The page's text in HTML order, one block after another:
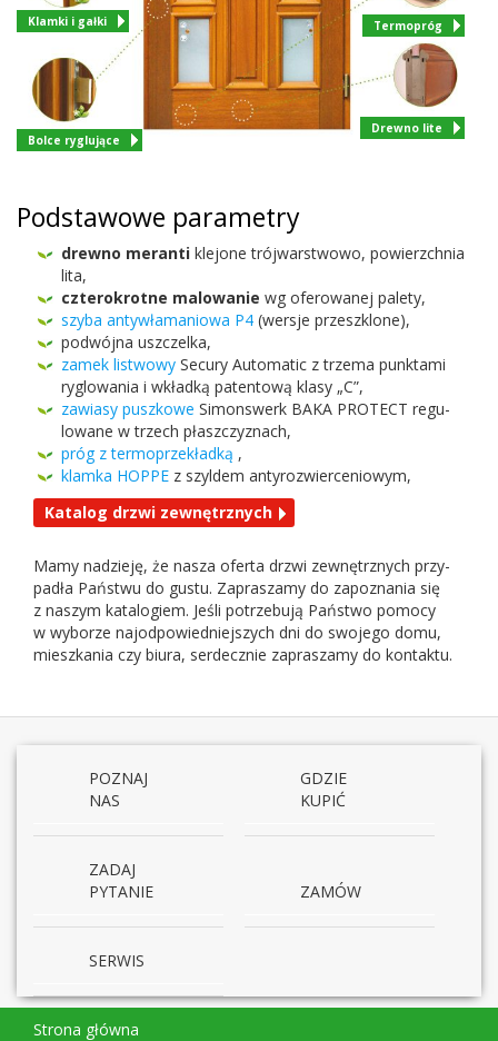
Termopróg
Drewno lite
Bolce ryglujące
Klamki i gałki
Pod­sta­wowe parametry
drewno mer­anti kle­jone trójwarst­wowo, powierzch­nia
lita,
czterokrotne mal­owanie wg ofer­owanej palety,
szyba anty­wła­man­iowa P4 (wer­sje przeszklone),
pod­wójna uszczelka,
zamek list­wowy Secury Auto­matic z trzema punk­tami
ryglowa­nia i wkładką paten­tową klasy „C”,
zaw­iasy puszkowe Simon­swerk BAKA PRO­TECT reg­u­
lowane w trzech płaszczyznach,
próg z ter­mo­przekładką ,
klamka HOPPE z szyl­dem antyrozwierceniowym,
Kat­a­log drzwi zewnętrznych
Mamy nadzieję, że nasza oferta drzwi zewnętrznych przy­
padła Państwu do gustu. Zapraszamy do zapoz­na­nia się
z naszym kat­a­lo­giem. Jeśli potrze­bują Państwo pomocy
w wyborze najod­powied­niejszych dni do swo­jego domu,
mieszka­nia czy biura, serdecznie zapraszamy do kontaktu.
POZNAJ
NAS
GDZIE
KUPIĆ
ZADAJ
PYTANIE
ZAMÓW
SERWIS
Strona główna